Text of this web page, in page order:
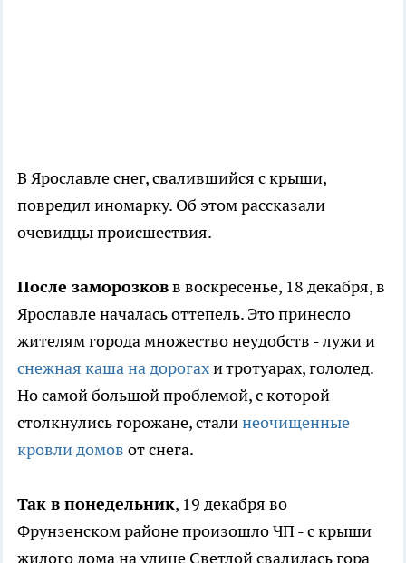
В Ярославле снег, свалившийся с крыши,
повредил иномарку. Об этом рассказали
очевидцы происшествия.
После заморозковв воскресенье, 18 декабря, в
Ярославле началась оттепель. Это принесло
жителям города множество неудобств - лужи и
снежная каша на дорогахи тротуарах, гололед.
Но самой большой проблемой, с которой
столкнулись горожане, сталинеочищенные
кровли домов от снега.
Так в понедельник, 19 декабря во
Фрунзенском районе произошло ЧП - с крыши
жилого дома на улице Светлой свалилась гора